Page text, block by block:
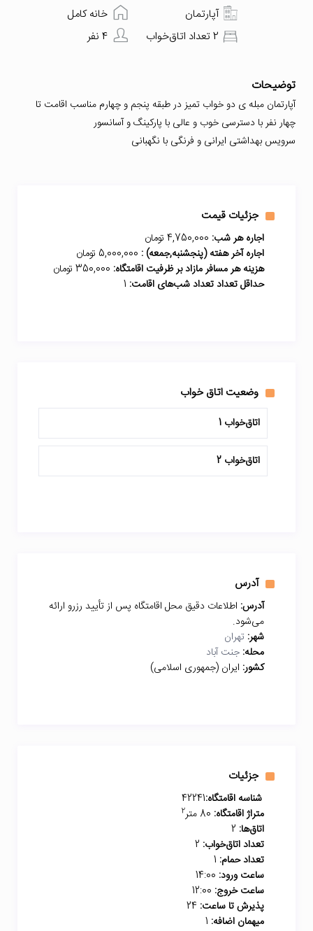
خانه کامل
آپارتمان
4 نفر
2 تعداد اتاق‌خواب
توضیحات
آپارتمان مبله ی دو خواب تمیز در طبقه پنجم و چهارم مناسب اقامت تا
چهار نفر با دسترسی خوب و عالی با پارکینگ و آسانسور
سرویس بهداشتی ایرانی و فرنگی با نگهبانی
جزئیات قیمت
اجاره هر شب:
اجاره آخر هفته (پنجشنبه,جمعه) :
هزینه هر مسافر مازاد بر ظرفیت اقامتگاه:
حداقل تعداد تعداد شب‌های اقامت:
وضعیت اتاق خواب
اتاق‌خواب 1
اتاق‌خواب 2
آدرس
آدرس: اطلاعات دقیق محل اقامتگاه پس از تأیید رزرو ارائه
می‌شود.
شهر: تهران
محله: جنت آباد
کشور: ایران (جمهوری اسلامی)
جزئیات
شناسه اقامتگاه:42241
متراژ اقامتگاه:
2
اتاق‌ها:
تعداد اتاق‌خواب:
تعداد حمام:
ساعت ورود:
ساعت خروج:
پذیرش تا ساعت:
میهمان اضافه: